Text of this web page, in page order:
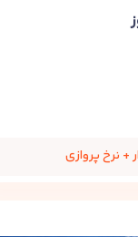
+ نرخ پروازی